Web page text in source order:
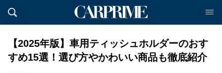
【2025年版】車用ティッシュホルダーのおす
すめ15選！選び方やかわいい商品も徹底紹介